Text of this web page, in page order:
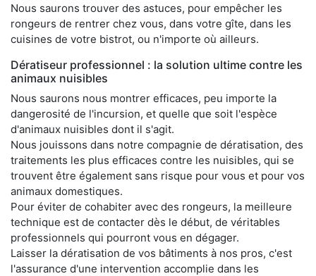
Nous saurons trouver des astuces, pour empêcher les
rongeurs de rentrer chez vous, dans votre gîte, dans les
cuisines de votre bistrot, ou n'importe où ailleurs.
Dératiseur professionnel : la solution ultime contre les
animaux nuisibles
Nous saurons nous montrer efficaces, peu importe la
dangerosité de l'incursion, et quelle que soit l'espèce
d'animaux nuisibles dont il s'agit.
Nous jouissons dans notre compagnie de dératisation, des
traitements les plus efficaces contre les nuisibles, qui se
trouvent être également sans risque pour vous et pour vos
animaux domestiques.
Pour éviter de cohabiter avec des rongeurs, la meilleure
technique est de contacter dès le début, de véritables
professionnels qui pourront vous en dégager.
Laisser la dératisation de vos bâtiments à nos pros, c'est
l'assurance d'une intervention accomplie dans les